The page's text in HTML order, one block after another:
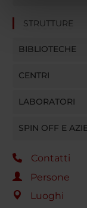
pubblicità e
STRUTTURE
BIBLIOTECHE
CENTRI
LABORATORI
SPIN OFF E
Contatti
Persone
Luoghi